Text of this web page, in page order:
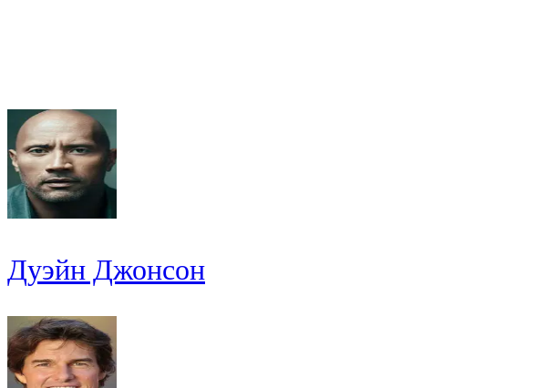
Дуэйн Джонсон